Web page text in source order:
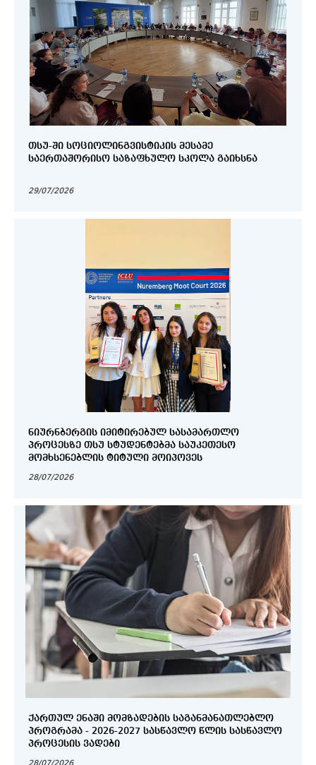
ᲗᲡᲣ-ᲨᲘ ᲡᲝᲪᲘᲝᲚᲘᲜᲒᲕᲘᲡᲢᲘᲙᲘᲡ ᲛᲔᲡᲐᲛᲔ
ᲡᲐᲔᲠᲗᲐᲨᲝᲠᲘᲡᲝ ᲡᲐᲖᲐᲤᲮᲣᲚᲝ ᲡᲙᲝᲚᲐ ᲒᲐᲘᲮᲡᲜᲐ
29/07/2026
ᲜᲘᲣᲠᲜᲑᲔᲠᲒᲘᲡ ᲘᲛᲘᲢᲘᲠᲔᲑᲣᲚ ᲡᲐᲡᲐᲛᲐᲠᲗᲚᲝ
ᲞᲠᲝᲪᲔᲡᲖᲔ ᲗᲡᲣ ᲡᲢᲣᲓᲔᲜᲢᲔᲑᲛᲐ ᲡᲐᲣᲙᲔᲗᲔᲡᲝ
ᲛᲝᲛᲮᲡᲔᲜᲔᲑᲚᲘᲡ ᲢᲘᲢᲣᲚᲘ ᲛᲝᲘᲞᲝᲕᲔᲡ
28/07/2026
ᲥᲐᲠᲗᲣᲚ ᲔᲜᲐᲨᲘ ᲛᲝᲛᲖᲐᲓᲔᲑᲘᲡ ᲡᲐᲒᲐᲜᲛᲐᲜᲐᲗᲚᲔᲑᲚᲝ
ᲞᲠᲝᲒᲠᲐᲛᲐ - 2026-2027 ᲡᲐᲡᲬᲐᲕᲚᲝ ᲬᲚᲘᲡ ᲡᲐᲡᲬᲐᲕᲚᲝ
ᲞᲠᲝᲪᲔᲡᲘᲡ ᲕᲐᲓᲔᲑᲘ